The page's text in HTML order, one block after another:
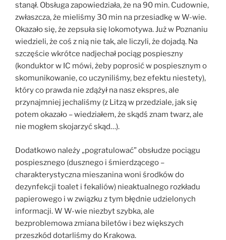
stanął. Obsługa zapowiedziała, że na 90 min. Cudownie,
zwłaszcza, że mieliśmy 30 min na przesiadkę w W-wie.
Okazało się, że zepsuła się lokomotywa. Już w Poznaniu
wiedzieli, że coś z nią nie tak, ale liczyli, że dojadą. Na
szczęście wkrótce nadjechał pociąg pospieszny
(konduktor w IC mówi, żeby poprosić w pospiesznym o
skomunikowanie, co uczyniliśmy, bez efektu niestety),
który co prawda nie zdążył na nasz ekspres, ale
przynajmniej jechaliśmy (z Litzą w przedziale, jak się
potem okazało – wiedziałem, że skądś znam twarz, ale
nie mogłem skojarzyć skąd…).
Dodatkowo należy „pogratulować” obsłudze pociągu
pospiesznego (dusznego i śmierdzącego –
charakterystyczna mieszanina woni środków do
dezynfekcji toalet i fekaliów) nieaktualnego rozkładu
papierowego i w związku z tym błędnie udzielonych
informacji. W W-wie niezbyt szybka, ale
bezproblemowa zmiana biletów i bez większych
przeszkód dotarliśmy do Krakowa.